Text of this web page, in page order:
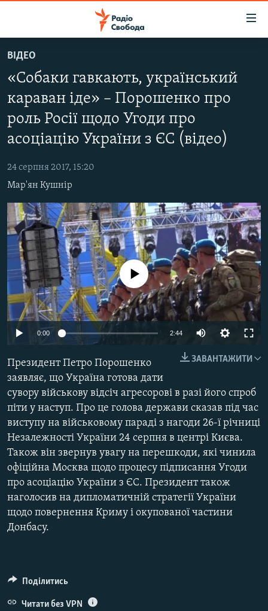
до
основного
матеріалу
Перейти
до
основної
Перейти
до
РАДІО СВОБОДА – 70 РОКІВ
ВСЕ ЗА ДОБУ
СТАТТІ
СУСПІЛЬСТВО
КУЛЬТУРА
СПОРТ
УКРАЇНА
СВІТ
ВІЙНА
РОСІЙСЬКА «ФІЛЬТРАЦІЯ»
ДОНБАС.РЕАЛІЇ
КРИМ.РЕАЛІЇ
ТИ ЯК?
СХЕМИ
КИТАЙ.ВИКЛИКИ
МУЛЬТИМЕДІА
ФОТО
СПЕЦПРОЄКТИ
ПОДКАСТИ
КРИМ РЕАЛІЇ
РУС
УКР
КТАТ
ДОЛУЧАЙСЯ!
ВІДЕО
«Собаки гавкають, український
караван іде» – Порошенко про
роль Росії щодо Угоди про
асоціацію України з ЄС (відео)
24 серпня 2017, 15:20
Мар'ян Кушнір
No media source currently available
0:00 2:44
ЗАВАНТАЖИТИ
Президент Петро Порошенко
заявляє, що Україна готова дати
сувору військову відсіч агресорові в разі його спроб
піти у наступ. Про це голова держави сказав під час
виступу на військовому параді з нагоди 26-ї річниці
Незалежності України 24 серпня в центрі Києва.
Також він звернув увагу на перешкоди, які чинила
офіційна Москва щодо процесу підписання Угоди
про асоціацію України з ЄС. Президент також
наголосив на дипломатичній стратегії України
щодо повернення Криму і окупованої частини
Донбасу.
Поділитись
Читати без VPN